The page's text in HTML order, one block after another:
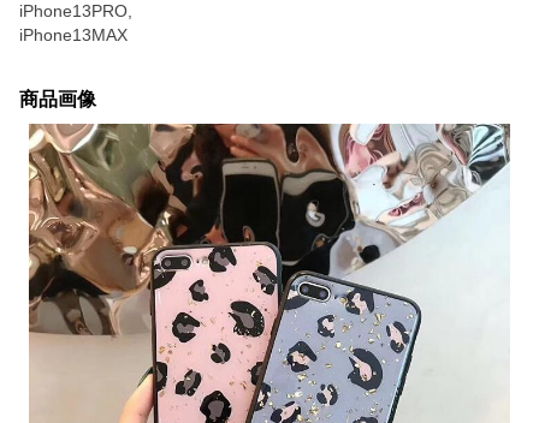
iPhone13PRO,
iPhone13MAX
商品画像